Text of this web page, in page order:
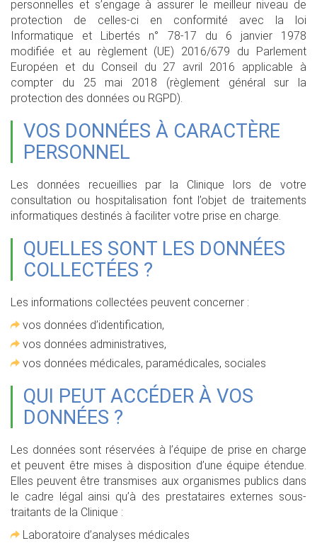
personnelles et s’engage à assurer le meilleur niveau de
protection de celles-ci en conformité avec la loi
Informatique et Libertés n° 78-17 du 6 janvier 1978
modifiée et au règlement (UE) 2016/679 du Parlement
Européen et du Conseil du 27 avril 2016 applicable à
compter du 25 mai 2018 (règlement général sur la
protection des données ou RGPD).
VOS DONNÉES À CARACTÈRE
PERSONNEL
Les données recueillies par la Clinique lors de votre
consultation ou hospitalisation font l’objet de traitements
informatiques destinés à faciliter votre prise en charge.
QUELLES SONT LES DONNÉES
COLLECTÉES ?
Les informations collectées peuvent concerner :
vos données d’identification,
vos données administratives,
vos données médicales, paramédicales, sociales
QUI PEUT ACCÉDER À VOS
DONNÉES ?
Les données sont réservées à l’équipe de prise en charge
et peuvent être mises à disposition d’une équipe étendue.
Elles peuvent être transmises aux organismes publics dans
le cadre légal ainsi qu’à des prestataires externes sous-
traitants de la Clinique :
Laboratoire d’analyses médicales